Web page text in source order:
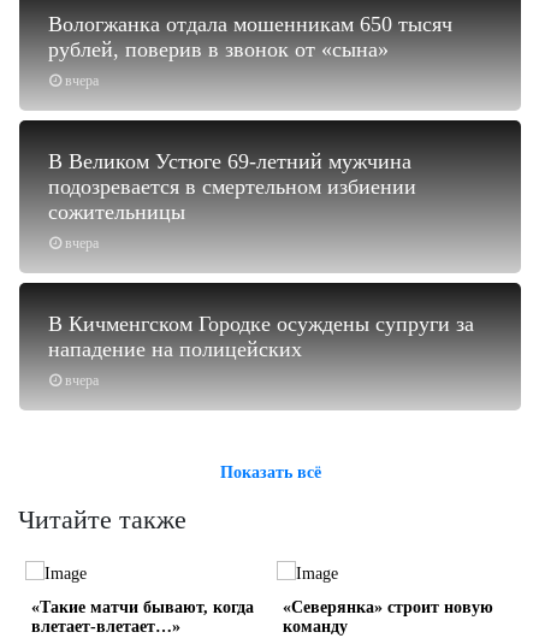
вчера
Вологжанка отдала мошенникам 650 тысяч
рублей, поверив в звонок от «сына»
вчера
В Великом Устюге 69-летний мужчина
подозревается в смертельном избиении
сожительницы
вчера
В Кичменгском Городке осуждены супруги за
нападение на полицейских
Показать всё
Читайте также
«Такие матчи бывают, когда
влетает-влетает…»
«Северянка» строит новую
команду